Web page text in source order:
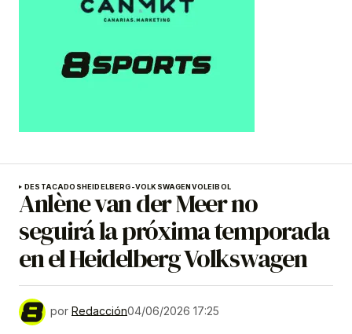
DESTACADOSHEIDELBERG-VOLKSWAGENVOLEIBOL
Anlène van der Meer no
seguirá la próxima temporada
en el Heidelberg Volkswagen
por Redacción04/06/2026 17:25